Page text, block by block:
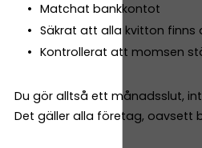
Matchat bankkontot
Säkrat att alla kvitton finns
Kontrollerat att momsen
Du gör alltså ett månadsslut,
Det gäller alla företag, oavsett